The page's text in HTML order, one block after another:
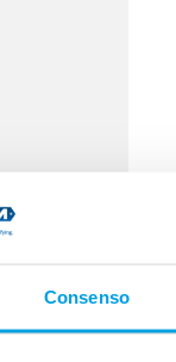
Consenso